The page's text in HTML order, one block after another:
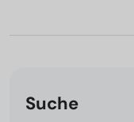
Suche